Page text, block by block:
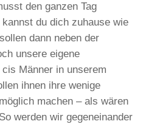
den ganzen Tag
du dich zuhause wie
dann neben der
unsere eigene
Männer in unserem
ihnen ihre wenige
machen – als wären
werden wir gegeneinander